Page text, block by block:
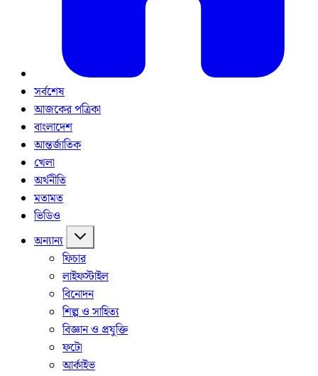
সর্বশেষ
আজকের পত্রিকা
বাংলাদেশ
আন্তর্জাতিক
খেলা
অর্থনীতি
মতামত
ভিডিও
অন্যান্য
ফিচার
লাইফস্টাইল
বিনোদন
শিল্প ও সাহিত্য
বিজ্ঞান ও প্রযুক্তি
ফটো
আর্কাইভ